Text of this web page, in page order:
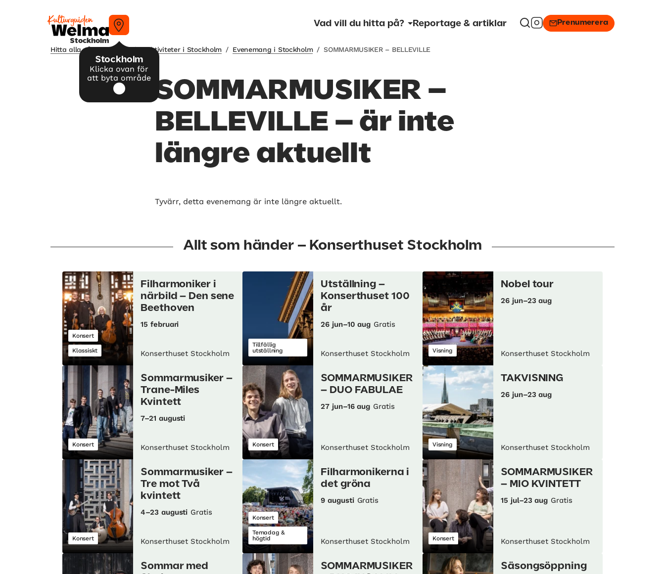
Stockholm
Stockholm
Klicka ovan för
att byta område
Vad vill du hitta på? Reportage & artiklar Prenumerera
Hitta alla våra tips på kulturaktiviteter i Stockholm / Evenemang i Stockholm / SOMMARMUSIKER – BELLEVILLE
SOMMARMUSIKER –
BELLEVILLE – är inte
längre aktuellt
Tyvärr, detta evenemang är inte längre aktuellt.
Allt som händer – Konserthuset Stockholm
Konsert
Klassiskt
Filharmoniker i
närbild – Den sene
Beethoven
15 februari
Konserthuset Stockholm
Tillfällig
utställning
Utställning –
Konserthuset 100
år
26 jun–10 aug Gratis
Konserthuset Stockholm Visning
Nobel tour
26 jun–23 aug
Konserthuset Stockholm
Konsert
Sommarmusiker –
Trane-Miles
Kvintett
7–21 augusti
Konserthuset Stockholm Konsert
SOMMARMUSIKER
– DUO FABULAE
27 jun–16 aug Gratis
Konserthuset Stockholm Visning
TAKVISNING
26 jun–23 aug
Konserthuset Stockholm
Konsert
Sommarmusiker –
Tre mot Två
kvintett
4–23 augusti Gratis
Konserthuset Stockholm
Konsert
Temadag &
högtid
Filharmonikerna i
det gröna
9 augusti Gratis
Konserthuset Stockholm Konsert
SOMMARMUSIKER
– MIO KVINTETT
15 jul–23 aug Gratis
Konserthuset Stockholm
Sommar med
SOMMARMUSIKER
Säsongsöppning